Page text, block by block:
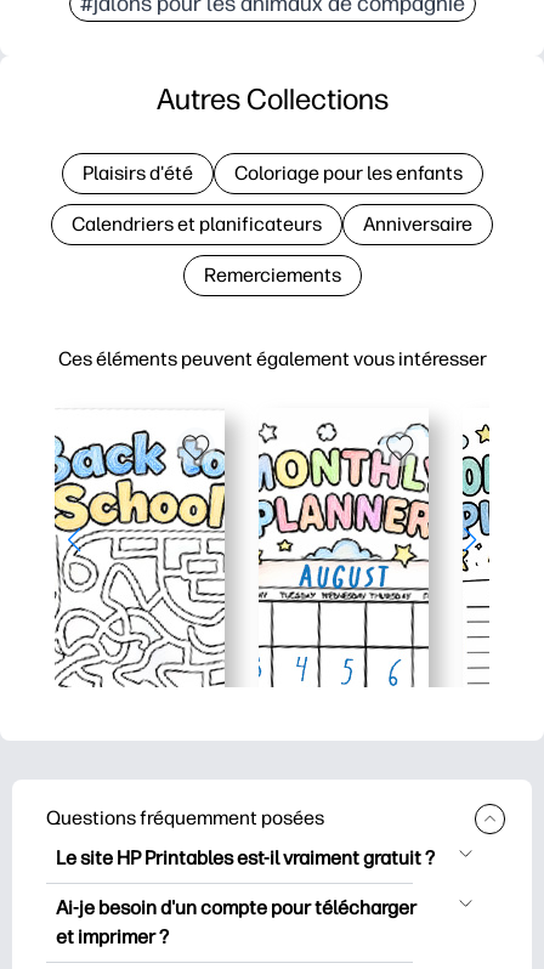
Ces éléments peuvent également vous intéresser
Autres Collections
Plaisirs d'été Coloriage pour les enfants
Calendriers et planificateurs Anniversaire
Remerciements
Questions fréquemment posées
Le site HP Printables est-il vraiment gratuit ?
HP Printables propose plus de 2500
documents imprimables gratuits à
télécharger et à imprimer. Découvrez
Ai-je besoin d'un compte pour télécharger
et imprimer ?